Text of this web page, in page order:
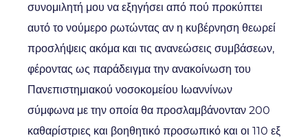
συνομιλητή μου να εξηγήσει από πού προκύπτει
αυτό το νούμερο ρωτώντας αν η κυβέρνηση θεωρεί
προσλήψεις ακόμα και τις ανανεώσεις συμβάσεων,
φέροντας ως παράδειγμα την ανακοίνωση του
Πανεπιστημιακού νοσοκομείου Ιωαννίνων
σύμφωνα με την οποία θα προσλαμβάνονταν 200
καθαρίστριες και βοηθητικό προσωπικό και οι 110 εξ